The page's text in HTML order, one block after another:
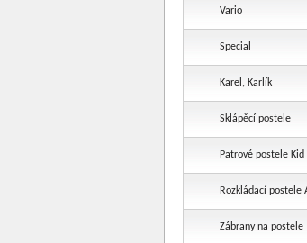
Vario
Special
Karel, Karlík
Sklápěcí postele
Patrové postele Kid
Rozkládací postele
Zábrany na postele